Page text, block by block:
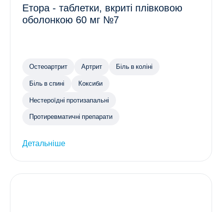
Етора - таблетки, вкриті плівковою
оболонкою 60 мг №7
Остеоартрит Артрит Біль в коліні
Біль в спині Коксиби
Нестероїдні протизапальні
Протиревматичні препарати
Детальніше